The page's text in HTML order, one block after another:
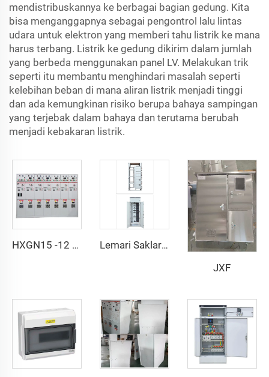
mendistribuskannya ke berbagai bagian gedung. Kita
bisa menganggapnya sebagai pengontrol lalu lintas
udara untuk elektron yang memberi tahu listrik ke mana
harus terbang. Listrik ke gedung dikirim dalam jumlah
yang berbeda menggunakan panel LV. Melakukan trik
seperti itu membantu menghindari masalah seperti
kelebihan beban di mana aliran listrik menjadi tinggi
dan ada kemungkinan risiko berupa bahaya sampingan
yang terjebak dalam bahaya dan terutama berubah
menjadi kebakaran listrik.
HXGN15 -12 AC peralatan saklar tertutup logam Lemari Saklar Tegangan Rendah Tarik GCK
JXF